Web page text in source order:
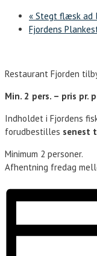
« Stegt flæsk ad
Fjordens
Restaurant Fjorden
Min. 2 pers. – pris pr.
Indholdet i Fjordens
forudbestilles senest
Minimum 2 personer.
Afhentning fredag